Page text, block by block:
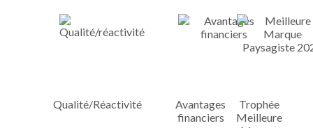
Qualité/Réactivité
Avantages
financiers
Trophée
Meilleure